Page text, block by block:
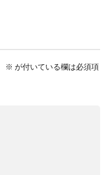
※ が付いている欄は必須項